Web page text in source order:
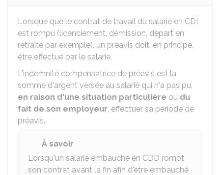
Lorsque que le contrat de travail du salarié en CDI
est rompu (licenciement, démission, départ en
retraite par exemple), un préavis doit, en principe,
être effectué par le salarié.
L'indemnité compensatrice de préavis est la
somme d'argent versée au salarié qui n'a pas pu,
en raison d'une situation particulière ou du
fait de son employeur, effectuer sa période de
préavis.
À savoir
Lorsqu'un salarié embauché en CDD rompt
son contrat avant la fin afin d'être embauché